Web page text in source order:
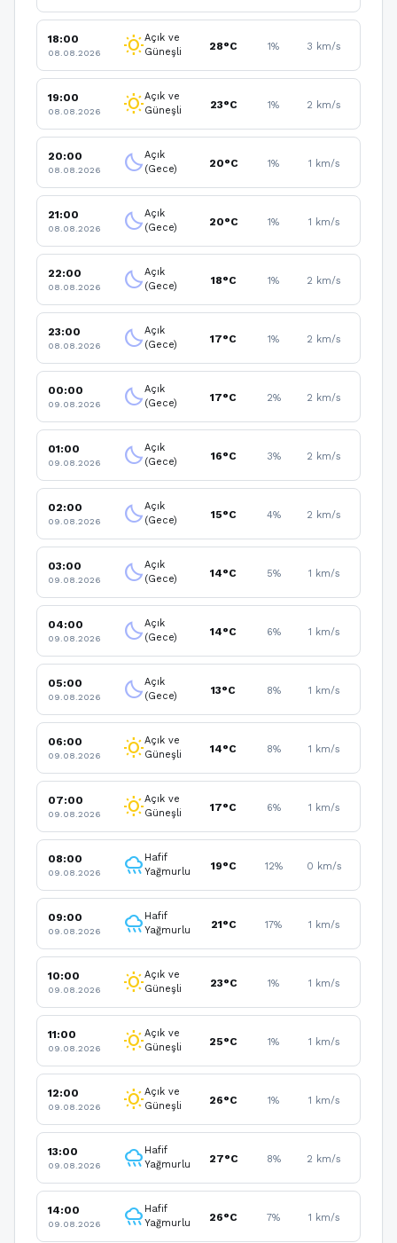
18:00
08.08.2026 wb_sunnyAçık ve
Güneşli
28°C 1% 3 km/s
19:00
08.08.2026 wb_sunnyAçık ve
Güneşli
23°C 1% 2 km/s
20:00
08.08.2026 clear_nightAçık
(Gece)
20°C 1% 1 km/s
21:00
08.08.2026 clear_nightAçık
(Gece)
20°C 1% 1 km/s
22:00
08.08.2026 clear_nightAçık
(Gece)
18°C 1% 2 km/s
23:00
08.08.2026 clear_nightAçık
(Gece)
17°C 1% 2 km/s
00:00
09.08.2026 clear_nightAçık
(Gece)
17°C 2% 2 km/s
01:00
09.08.2026 clear_nightAçık
(Gece)
16°C 3% 2 km/s
02:00
09.08.2026 clear_nightAçık
(Gece)
15°C 4% 2 km/s
03:00
09.08.2026 clear_nightAçık
(Gece)
14°C 5% 1 km/s
04:00
09.08.2026 clear_nightAçık
(Gece)
14°C 6% 1 km/s
05:00
09.08.2026 clear_nightAçık
(Gece)
13°C 8% 1 km/s
06:00
09.08.2026 wb_sunnyAçık ve
Güneşli
14°C 8% 1 km/s
07:00
09.08.2026 wb_sunnyAçık ve
Güneşli
17°C 6% 1 km/s
08:00
09.08.2026 rainy Hafif
Yağmurlu
19°C 12% 0 km/s
09:00
09.08.2026 rainy Hafif
Yağmurlu
21°C 17% 1 km/s
10:00
09.08.2026 wb_sunnyAçık ve
Güneşli
23°C 1% 1 km/s
11:00
09.08.2026 wb_sunnyAçık ve
Güneşli
25°C 1% 1 km/s
12:00
09.08.2026 wb_sunnyAçık ve
Güneşli
26°C 1% 1 km/s
13:00
09.08.2026 rainy Hafif
Yağmurlu
27°C 8% 2 km/s
14:00
09.08.2026 rainy Hafif
Yağmurlu
26°C 7% 1 km/s